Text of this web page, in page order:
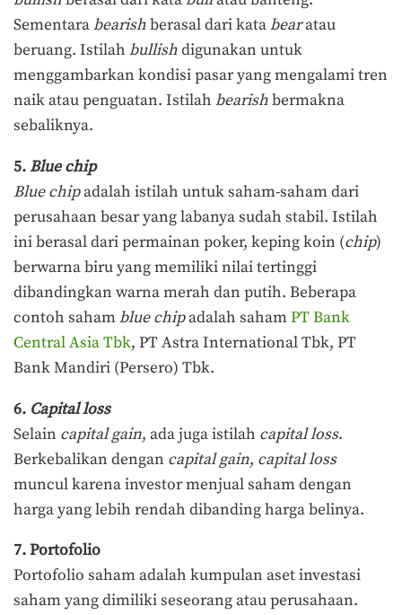
Sementarabearishberasal dari katabearatau
beruang. Istilah bullishdigunakan untuk
menggambarkan kondisi pasar yang mengalami tren
naik atau penguatan. Istilah bearishbermakna
sebaliknya.
5.Blue chip
Blue chipadalah istilah untuk saham-saham dari
perusahaan besar yang labanya sudah stabil. Istilah
ini berasal dari permainan poker, keping koin (chip)
berwarna biru yang memiliki nilai tertinggi
dibandingkan warna merah dan putih. Beberapa
contoh sahamblue chipadalah sahamPT Bank
Central Asia Tbk, PT Astra International Tbk, PT
Bank Mandiri (Persero) Tbk.
6. Capital loss
Selain capital gain, ada juga istilah capital loss.
Berkebalikan dengan capital gain, capital loss
muncul karena investor menjual saham dengan
harga yang lebih rendah dibanding harga belinya.
7. Portofolio
Portofolio saham adalah kumpulan aset investasi
saham yang dimiliki seseorang atau perusahaan.